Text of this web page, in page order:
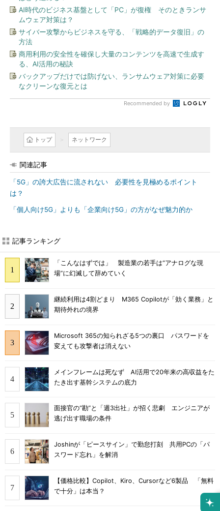
AI時代のビジネス基盤として「PC」が復権 そのときランサ
ムウェア対策は？
サイバー攻撃からビジネスを守る、「戦略的データ復旧」の
方法
商用利用の安全性を確保し大量のコンテンツを高速で生成す
る、AI活用の秘訣
バックアップだけでは防げない、ランサムウェア対策に必要
なクリーンな復元とは
Recommended by
トップ ネットワーク
関連記事
「5G」の誇大広告に流されない 必要性を見極めるポイント
は？
「個人向け5G」よりも「企業向け5G」の方がなぜ魅力的か
記事ランキング
「こんなはずでは」 製造業の若手は“アナログな現
場”に幻滅して辞めていく
継続利用は4割どまり M365 Copilotが「効く業務」と
期待外れの境界
Microsoft 365の知られざる5つの裏口 パスワードを
変えても攻撃者は消えない
メインフレームは死なず AI活用で20年来の高収益をた
たき出す基幹システムの底力
面接官の“勘”と「週3出社」が招く悲劇 エンジニアが
逃げ出す職場の条件
Joshinが「ピースサイン」で勤怠打刻 共用PCの「パ
スワード忘れ」を解消
【価格比較】Copilot、Kiro、Cursorなど6製品 「無料
で十分」は本当？